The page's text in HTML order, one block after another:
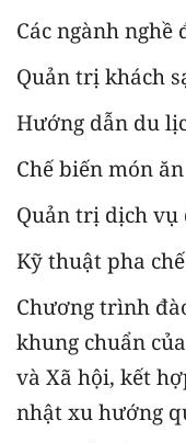
Các ngành nghề
Quản trị khách
Hướng dẫn du
Chế biến món ăn
Quản trị dịch
Kỹ thuật pha
Chương trình
khung chuẩn
và Xã hội, kết
nhật xu hướng